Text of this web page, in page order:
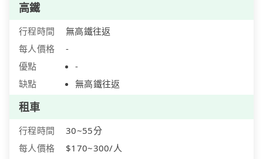
高鐵
行程時間
無高鐵往返
每人價格
-
優點
-
缺點
無高鐵往返
租車
行程時間
30~55分
每人價格
$170~300/人